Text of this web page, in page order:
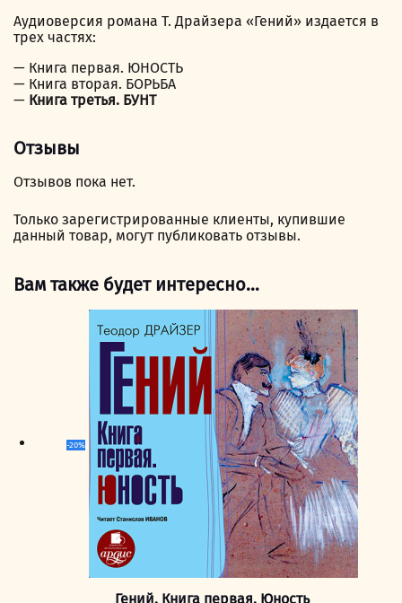
Аудиоверсия романа Т. Драйзера «Гений» издается в
трех частях:
— Книга первая. ЮНОСТЬ
— Книга вторая. БОРЬБА
— Книга третья. БУНТ
Отзывы
Отзывов пока нет.
Только зарегистрированные клиенты, купившие
данный товар, могут публиковать отзывы.
Вам также будет интересно…
-20%
Гений. Книга первая. Юность